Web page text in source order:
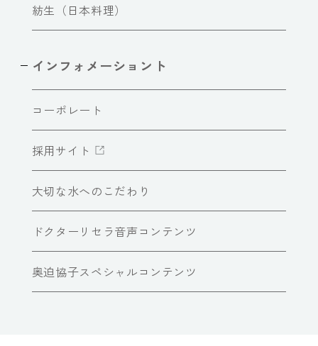
紡生（日本料理）
インフォメーショント
コーポレート
採用サイト
大切な水へのこだわり
ドクターリセラ音声コンテンツ
奥迫協子スペシャルコンテンツ